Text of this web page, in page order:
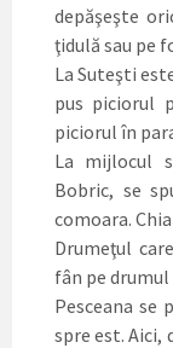
depăşeşte
ţidulă sau pe
La Suteşti
pus piciorul
piciorul în
La mijlocul
Bobric, se
comoara.
Drumeţul
fân pe
Pesceana se
spre est. Aici,